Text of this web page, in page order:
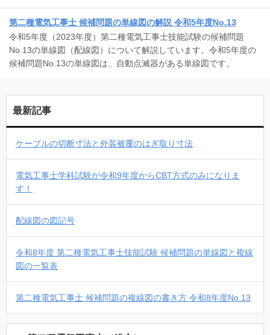
第二種電気工事士 候補問題の単線図の解説 令和5年度No.13
令和5年度（2023年度）第二種電気工事士技能試験の候補問題
No.13の単線図（配線図）について解説しています。令和5年度の
候補問題No.13の単線図は、自動点滅器がある単線図です。
最新記事
ケーブルの切断寸法と外装被覆のはぎ取り寸法
電気工事士学科試験が令和9年度からCBT方式のみになりま
す！
配線図の図記号
令和8年度 第二種電気工事士技能試験 候補問題の単線図と複線
図の一覧表
第二種電気工事士 候補問題の複線図の書き方 令和8年度No.13